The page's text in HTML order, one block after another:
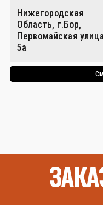
Нижегородская
Область, г.Бор,
Первомайская
5а